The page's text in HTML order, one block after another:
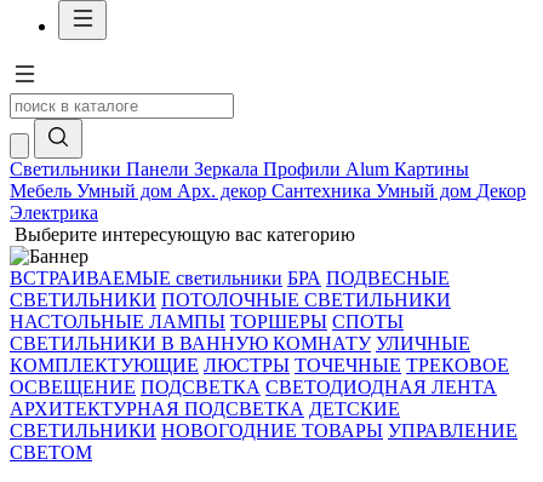
Светильники Панели Зеркала Профили Alum Картины
Мебель Умный дом Арх. декор Сантехника Умный дом Декор
Электрика
Выберите интересующую вас категорию
ВСТРАИВАЕМЫЕ светильники БРА ПОДВЕСНЫЕ
СВЕТИЛЬНИКИ ПОТОЛОЧНЫЕ СВЕТИЛЬНИКИ
НАСТОЛЬНЫЕ ЛАМПЫ ТОРШЕРЫ СПОТЫ
СВЕТИЛЬНИКИ В ВАННУЮ КОМНАТУ УЛИЧНЫЕ
КОМПЛЕКТУЮЩИЕ ЛЮСТРЫ ТОЧЕЧНЫЕ ТРЕКОВОЕ
ОСВЕЩЕНИЕ ПОДСВЕТКА СВЕТОДИОДНАЯ ЛЕНТА
АРХИТЕКТУРНАЯ ПОДСВЕТКА ДЕТСКИЕ
СВЕТИЛЬНИКИ НОВОГОДНИЕ ТОВАРЫ УПРАВЛЕНИЕ
СВЕТОМ